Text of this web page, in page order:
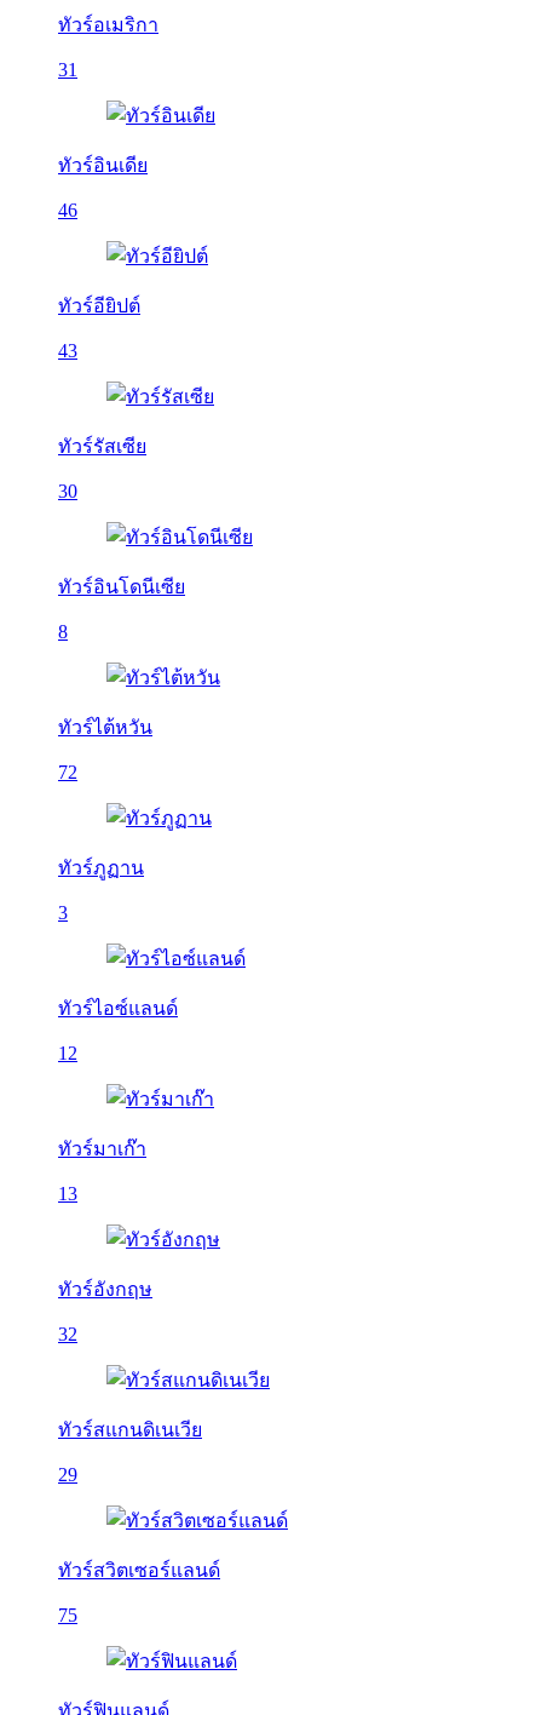
ทัวร์อเมริกา
31
ทัวร์อินเดีย
46
ทัวร์อียิปต์
43
ทัวร์รัสเซีย
30
ทัวร์อินโดนีเซีย
8
ทัวร์ไต้หวัน
72
ทัวร์ภูฏาน
3
ทัวร์ไอซ์แลนด์
12
ทัวร์มาเก๊า
13
ทัวร์อังกฤษ
32
ทัวร์สแกนดิเนเวีย
29
ทัวร์สวิตเซอร์แลนด์
75
ทัวร์ฟินแลนด์